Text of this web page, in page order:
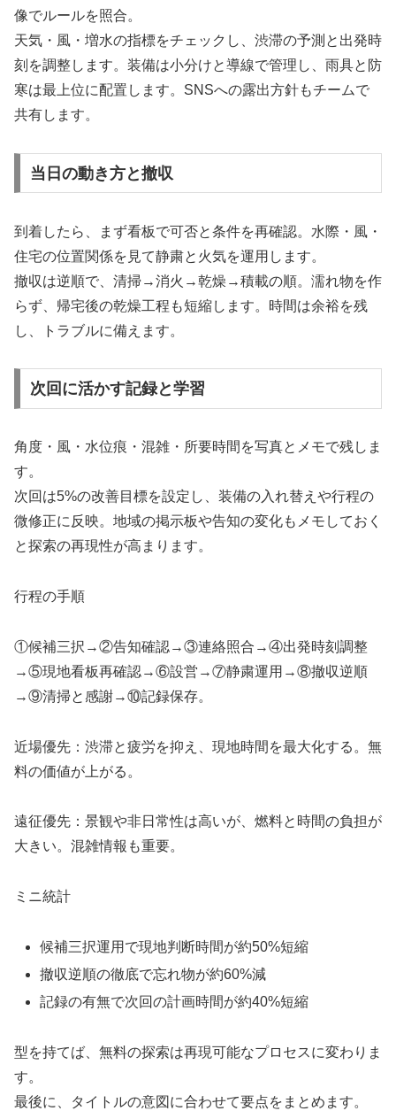
像でルールを照合。
天気・風・増水の指標をチェックし、渋滞の予測と出発時
刻を調整します。装備は小分けと導線で管理し、雨具と防
寒は最上位に配置します。SNSへの露出方針もチームで
共有します。
当日の動き方と撤収
到着したら、まず看板で可否と条件を再確認。水際・風・
住宅の位置関係を見て静粛と火気を運用します。
撤収は逆順で、清掃→消火→乾燥→積載の順。濡れ物を作
らず、帰宅後の乾燥工程も短縮します。時間は余裕を残
し、トラブルに備えます。
次回に活かす記録と学習
角度・風・水位痕・混雑・所要時間を写真とメモで残しま
す。
次回は5%の改善目標を設定し、装備の入れ替えや行程の
微修正に反映。地域の掲示板や告知の変化もメモしておく
と探索の再現性が高まります。
行程の手順
①候補三択→②告知確認→③連絡照合→④出発時刻調整
→⑤現地看板再確認→⑥設営→⑦静粛運用→⑧撤収逆順
→⑨清掃と感謝→⑩記録保存。
近場優先：渋滞と疲労を抑え、現地時間を最大化する。無
料の価値が上がる。
遠征優先：景観や非日常性は高いが、燃料と時間の負担が
大きい。混雑情報も重要。
ミニ統計
候補三択運用で現地判断時間が約50%短縮
撤収逆順の徹底で忘れ物が約60%減
記録の有無で次回の計画時間が約40%短縮
型を持てば、無料の探索は再現可能なプロセスに変わりま
す。
最後に、タイトルの意図に合わせて要点をまとめます。